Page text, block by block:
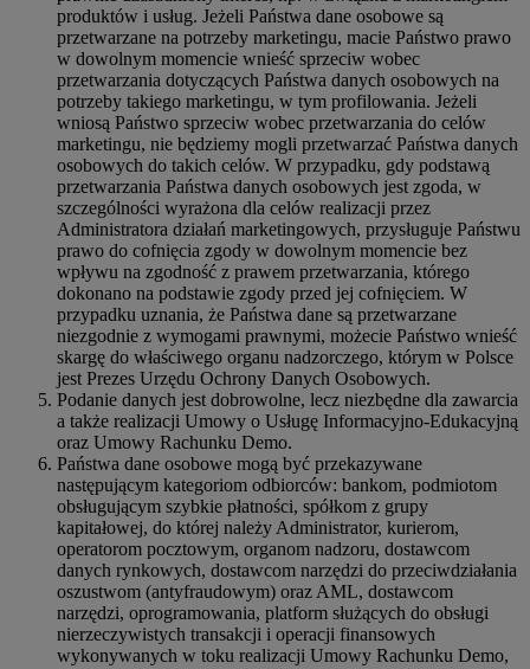
produktów i usług. Jeżeli Państwa dane osobowe są
przetwarzane na potrzeby marketingu, macie Państwo prawo
w dowolnym momencie wnieść sprzeciw wobec
przetwarzania dotyczących Państwa danych osobowych na
potrzeby takiego marketingu, w tym profilowania. Jeżeli
wniosą Państwo sprzeciw wobec przetwarzania do celów
marketingu, nie będziemy mogli przetwarzać Państwa danych
osobowych do takich celów. W przypadku, gdy podstawą
przetwarzania Państwa danych osobowych jest zgoda, w
szczególności wyrażona dla celów realizacji przez
Administratora działań marketingowych, przysługuje Państwu
prawo do cofnięcia zgody w dowolnym momencie bez
wpływu na zgodność z prawem przetwarzania, którego
dokonano na podstawie zgody przed jej cofnięciem. W
przypadku uznania, że Państwa dane są przetwarzane
niezgodnie z wymogami prawnymi, możecie Państwo wnieść
skargę do właściwego organu nadzorczego, którym w Polsce
jest Prezes Urzędu Ochrony Danych Osobowych.
Podanie danych jest dobrowolne, lecz niezbędne dla zawarcia
a także realizacji Umowy o Usługę Informacyjno-Edukacyjną
oraz Umowy Rachunku Demo.
Państwa dane osobowe mogą być przekazywane
następującym kategoriom odbiorców: bankom, podmiotom
obsługującym szybkie płatności, spółkom z grupy
kapitałowej, do której należy Administrator, kurierom,
operatorom pocztowym, organom nadzoru, dostawcom
danych rynkowych, dostawcom narzędzi do przeciwdziałania
oszustwom (antyfraudowym) oraz AML, dostawcom
narzędzi, oprogramowania, platform służących do obsługi
nierzeczywistych transakcji i operacji finansowych
wykonywanych w toku realizacji Umowy Rachunku Demo,